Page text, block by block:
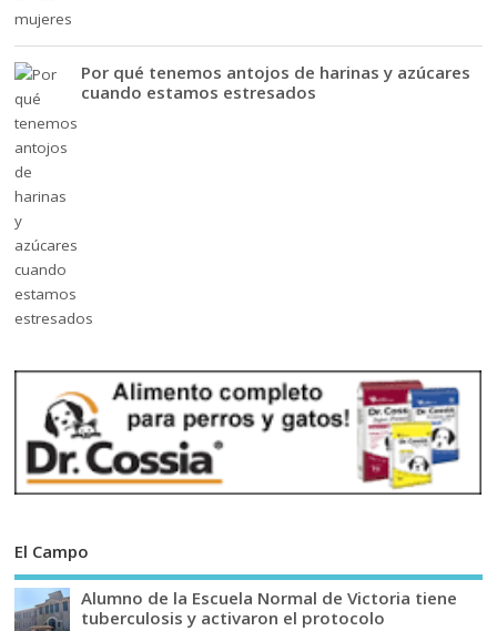
Por qué tenemos antojos de harinas y azúcares
cuando estamos estresados
El Campo
Alumno de la Escuela Normal de Victoria tiene
tuberculosis y activaron el protocolo